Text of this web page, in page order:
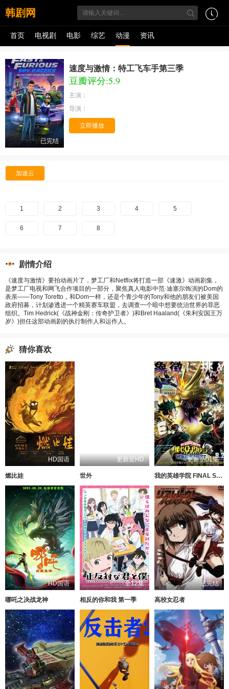
韩剧网
首页 电视剧 电影 综艺 动漫 资讯
已完结
速度与激情：特工飞车手第三季
豆瓣评分:5.9
主演：
导演：
立即播放
加速云
1 2 3 4 5
6 7 8
剧情介绍
《速度与激情》要拍动画片了，梦工厂和Netflix将打造一部《速激》动画剧集，
是梦工厂电视和网飞合作项目的一部分，聚焦真人电影中范·迪塞尔饰演的Dom的
表亲——Tony Toretto，和Dom一样，还是个青少年的Tony和他的朋友们被美国
政府招募，计划渗透进一个精英赛车联盟，去调查一个暗中想要统治世界的罪恶
组织。Tim Hedrick(《战神金刚：传奇护卫者》)和Bret Haaland(《朱利安国王万
岁》)担任这部动画剧的执行制作人和运作人。
猜你喜欢
HD国语
燃比娃
更新至HD
世外
更新至01集
我的英雄学院 FINAL SEASON 特别篇
HD国语
哪吒之决战龙神
全12集
相反的你和我 第一季
已完结
高校女忍者